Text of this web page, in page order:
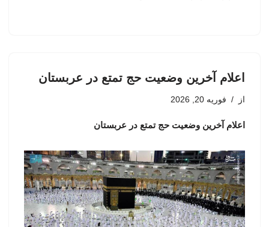
اعلام آخرین وضعیت حج تمتع در عربستان
از فوریه 20, 2026
اعلام آخرین وضعیت حج تمتع در عربستان